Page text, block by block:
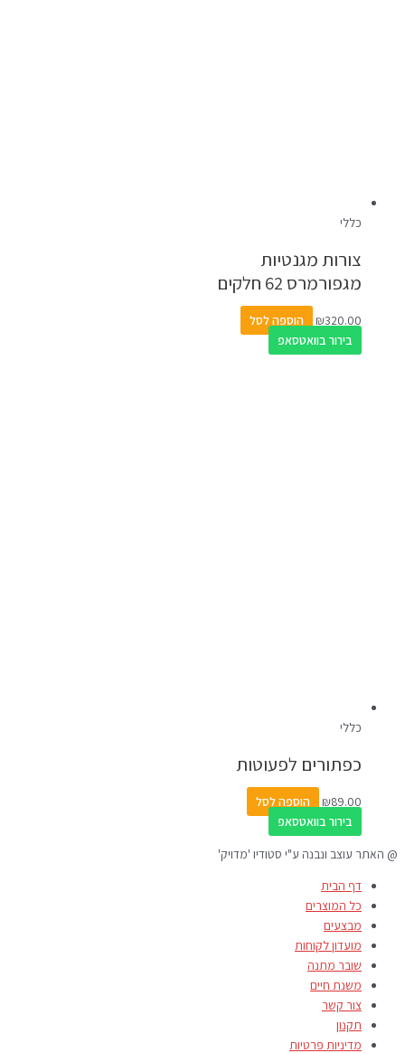
כללי
צורות מגנטיות
מגפורמרס 62 חלקים
₪320.00
הוספה לסל
בירור בוואטסאפ
כללי
כפתורים לפעוטות
₪89.00
הוספה לסל
בירור בוואטסאפ
@ האתר עוצב ונבנה ע"י סטודיו 'מדויק'
דף הבית
כל המוצרים
מבצעים
מועדון לקוחות
שובר מתנה
משנת חיים
צור קשר
תקנון
מדיניות פרטיות